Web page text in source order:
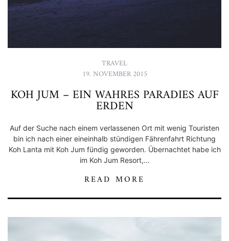
TRAVEL
19. NOVEMBER 2015
KOH JUM – EIN WAHRES PARADIES AUF
ERDEN
Auf der Suche nach einem verlassenen Ort mit wenig Touristen
bin ich nach einer eineinhalb stündigen Fährenfahrt Richtung
Koh Lanta mit Koh Jum fündig geworden. Übernachtet habe ich
im Koh Jum Resort,…
READ MORE